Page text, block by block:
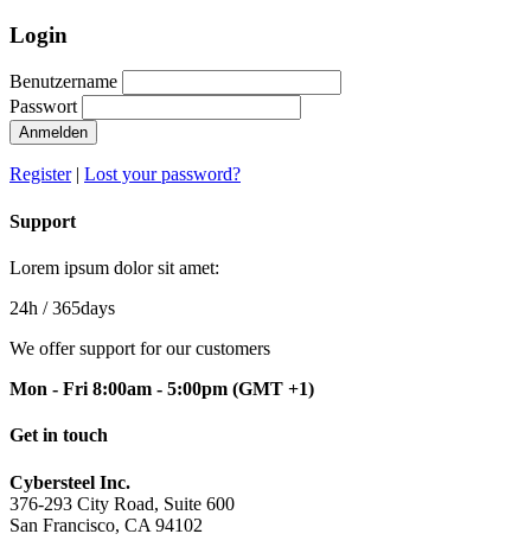
Login
Benutzername
Passwort
Anmelden
Register| Lost your password?
Support
Lorem ipsum dolor sit amet:
24h / 365days
We offer support for our customers
Mon - Fri 8:00am - 5:00pm (GMT +1)
Get in touch
Cybersteel Inc.
376-293 City Road, Suite 600
San Francisco, CA 94102